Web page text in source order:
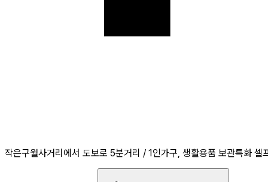
작은구월사거리에서 도보로 5분거리 / 1인가구, 생활용품 보관특화 셀